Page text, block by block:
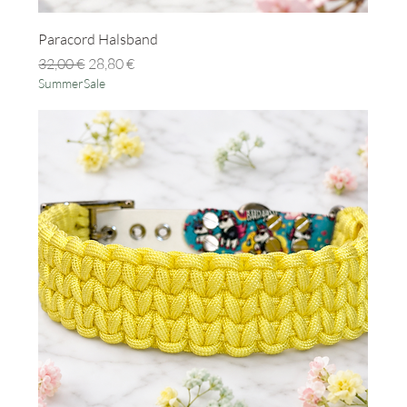
Paracord Halsband
Standardpreis
32,00 € Sale-Preis
28,80 €
SummerSale